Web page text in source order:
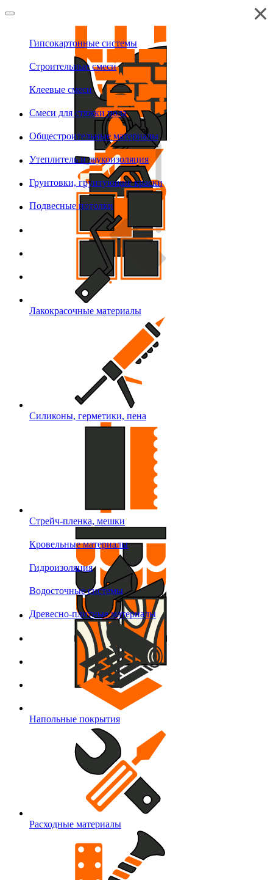
Гипсокартонные системы
Строительные смеси
Клеевые смеси
Смеси для стяжки пола
Общестроительные материалы
Утеплитель и звукоизоляция
Грунтовки, грунтующие краски
Подвесные потолки
Лакокрасочные материалы
Силиконы, герметики, пена
Стрейч-пленка, мешки
Кровельные материалы
Гидроизоляция
Водосточные системы
Древесно-плитные материалы
Напольные покрытия
Расходные материалы